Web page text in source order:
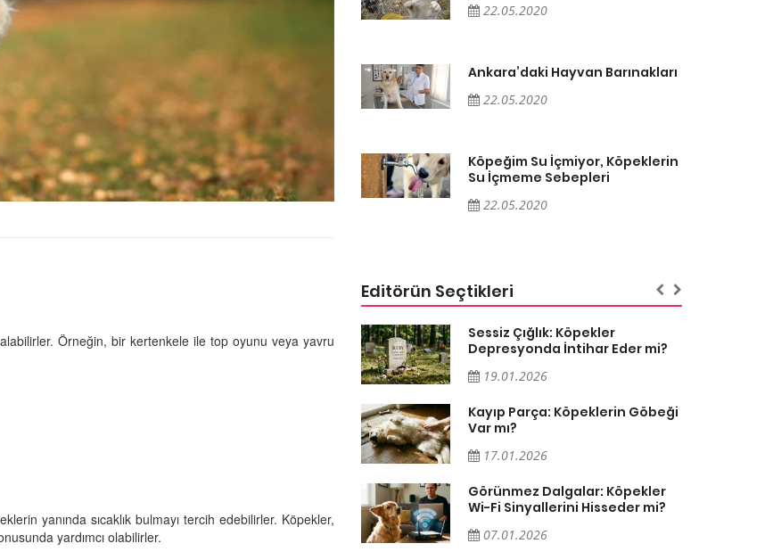
Örneğin, bir kertenkele ile top oyunu veya yavru
yanında sıcaklık bulmayı tercih edebilirler. Köpekler,
yardımcı olabilirler.
Ankara’daki Hayvan Barınakları
22.05.2020
Köpeğim Su İçmiyor, Köpeklerin
Su İçmeme Sebepleri
22.05.2020
22.05.2020
Ankara’daki Hayvan Barınakları
22.05.2020
Köpeğim Su İçmiyor, Köpeklerin
Su İçmeme Sebepleri
22.05.2020
Editörün Seçtikleri
Köpeklerde Kulak ve Göz
Temizliği: Adım Adım Rehber
Sağlıklı Tarifler ve Bilmeniz
Gerekenler
Sessiz Çığlık: Köpekler
Depresyonda İntihar Eder mi?
19.01.2026
Kayıp Parça: Köpeklerin Göbeği
Var mı?
17.01.2026
Görünmez Dalgalar: Köpekler
Wi-Fi Sinyallerini Hisseder mi?
07.01.2026